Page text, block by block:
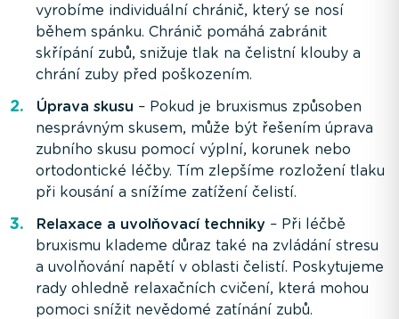
vyrobíme individuální chránič, který se nosí
během spánku. Chránič pomáhá zabránit
skřípání zubů, snižuje tlak na čelistní klouby a
chrání zuby před poškozením.
Úprava skusu – Pokud je bruxismus způsoben
nesprávným skusem, může být řešením úprava
zubního skusu pomocí výplní, korunek nebo
ortodontické léčby. Tím zlepšíme rozložení tlaku
při kousání a snížíme zatížení čelistí.
Relaxace a uvolňovací techniky – Při léčbě
bruxismu klademe důraz také na zvládání stresu
a uvolňování napětí v oblasti čelistí. Poskytujeme
rady ohledně relaxačních cvičení, která mohou
pomoci snížit nevědomé zatínání zubů.